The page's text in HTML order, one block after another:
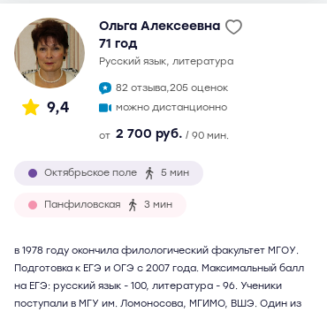
9,4
Ольга Алексеевна
71 год
русский язык, литература
82 отзыва,205 оценок
можно дистанционно
от 2 700 руб. / 90 мин.
Октябрьское поле 5 мин
Панфиловская 3 мин
в 1978 году окончила филологический факультет МГОУ.
Подготовка к ЕГЭ и ОГЭ с 2007 года. Максимальный балл
на ЕГЭ: русский язык - 100, литература - 96. Ученики
поступали в МГУ им. Ломоносова, МГИМО, ВШЭ. Один из